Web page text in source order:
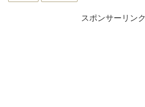
スポンサーリンク